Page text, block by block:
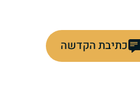
כתיבת הקדשה